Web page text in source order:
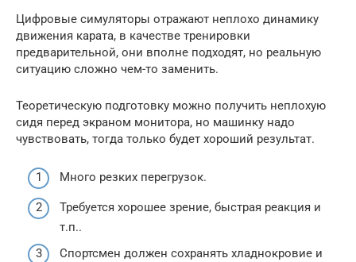
Цифровые симуляторы отражают неплохо динамику
движения карата, в качестве тренировки
предварительной, они вполне подходят, но реальную
ситуацию сложно чем-то заменить.
Теоретическую подготовку можно получить неплохую
сидя перед экраном монитора, но машинку надо
чувствовать, тогда только будет хороший результат.
Много резких перегрузок.
Требуется хорошее зрение, быстрая реакция и
т.п..
Спортсмен должен сохранять хладнокровие и